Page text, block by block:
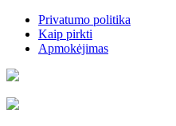
Privatumo politika
Kaip pirkti
Apmokėjimas